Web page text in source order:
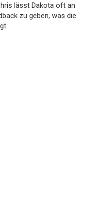
lässt Dakota oft an
zu geben, was die